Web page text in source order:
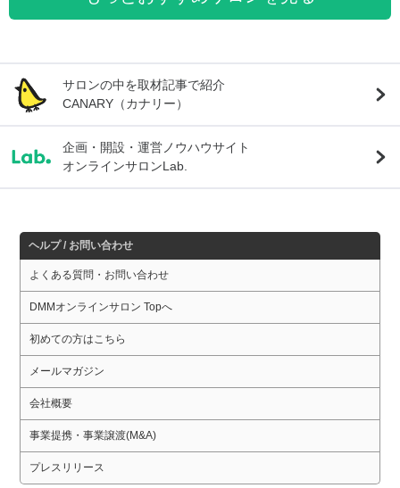
サロンの中を取材記事で紹介
CANARY（カナリー）
企画・開設・運営ノウハウサイト
オンラインサロンLab.
ヘルプ / お問い合わせ
よくある質問・お問い合わせ
DMMオンラインサロン Topへ
初めての方はこちら
メールマガジン
会社概要
事業提携・事業譲渡(M&A)
プレスリリース